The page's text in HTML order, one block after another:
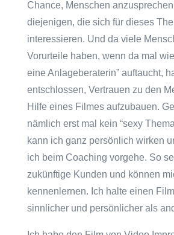
Chance, Menschen
diejenigen, die sich für dieses
interessieren. Und da viele
Vorurteile haben, wenn da mal
eine Anlageberaterin” auftaucht,
entschlossen, Vertrauen zu den
Hilfe eines Filmes aufzubauen.
nämlich erst mal kein “sexy
kann ich ganz persönlich wirken
ich beim Coaching vorgehe. So
zukünftige Kunden und können
kennenlernen. Ich halte einen
sinnlicher und persönlicher als